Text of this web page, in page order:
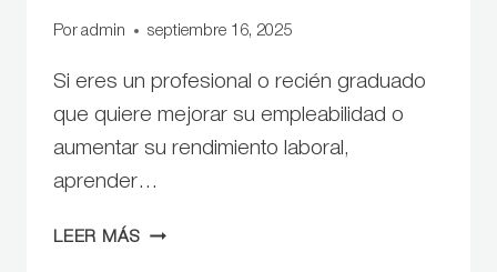
Por admin septiembre 16, 2025
Si eres un profesional o recién graduado
que quiere mejorar su empleabilidad o
aumentar su rendimiento laboral,
aprender…
LEER MÁS LAS